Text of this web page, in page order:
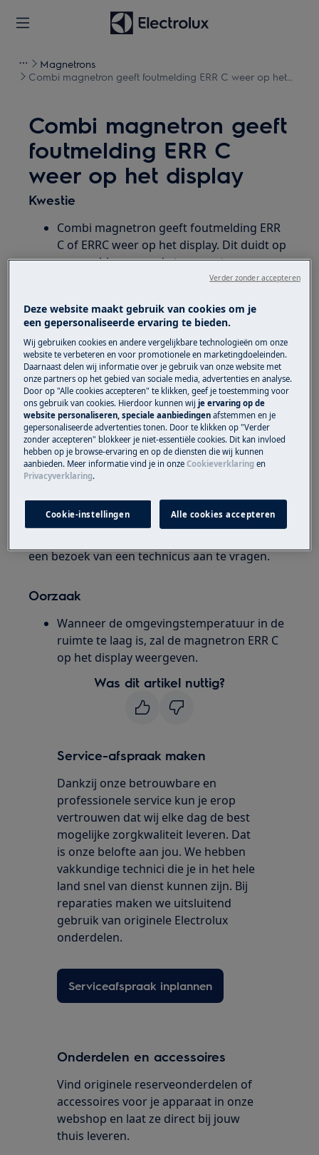
Magnetrons
Combi magnetron geeft foutmelding ERR C weer op het
Combi magnetron geeft
foutmelding ERR C
weer op het display
Kwestie
Combi magnetron geeft foutmelding ERR
C of ERRC weer op het display. Dit duidt op
een probleem van de temperatuursensor
Heeft betrekking op
Combi magnetron
Oplossing
Controleer of omgevingstemperatuur
waar de magnetron geplaatst is, niet lager
is dan 16 °C , verwarm de ruimte naar
minimaal 18 °C.
Neem contact op met onze servicedienst
Wanneer de bovenstaande suggesties het
een bezoek van een technicus aan te vragen.
Oorzaak
Wanneer de omgevingstemperatuur in de
ruimte te laag is, zal de magnetron ERR C
op het display weergeven.
Was dit artikel nuttig?
Service-afspraak maken
Dankzij onze betrouwbare en
professionele service kun je erop
vertrouwen dat wij elke dag de best
mogelijke zorgkwaliteit leveren. Dat
is onze belofte aan jou. We hebben
vakkundige technici die je in het hele
land snel van dienst kunnen zijn. Bij
reparaties maken we uitsluitend
gebruik van originele Electrolux
onderdelen.
Serviceafspraak inplannen
Onderdelen en accessoires
Vind originele reserveonderdelen of
accessoires voor je apparaat in onze
webshop en laat ze direct bij jouw
thuis leveren.
Deze website maakt gebruik van cookies om je
een gepersonaliseerde ervaring te bieden.
Wij gebruiken cookies en andere vergelijkbare technologieën om onze
website te verbeteren en voor promotionele en marketingdoeleinden.
Daarnaast delen wij informatie over je gebruik van onze website met
onze partners op het gebied van sociale media, advertenties en analyse.
Door op "Alle cookies accepteren" te klikken, geef je toestemming voor
ons gebruik van cookies. Hierdoor kunnen wijje ervaring op de
website personaliseren, speciale aanbiedingen afstemmen en je
gepersonaliseerde advertenties tonen. Door te klikken op "Verder
zonder accepteren" blokkeer je niet-essentiële cookies. Dit kan invloed
hebben op je browse-ervaring en op de diensten die wij kunnen
aanbieden. Meer informatie vind je in onzeCookieverklaring en
Privacyverklaring.
Cookie-instellingen Alle cookies accepteren
Verder zonder accepteren